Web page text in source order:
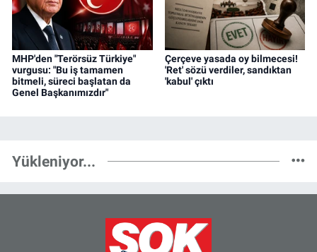
MHP'den "Terörsüz Türkiye"
vurgusu: "Bu iş tamamen
bitmeli, süreci başlatan da
Genel Başkanımızdır"
Çerçeve yasada oy bilmecesi!
'Ret' sözü verdiler, sandıktan
'kabul' çıktı
Yükleniyor...